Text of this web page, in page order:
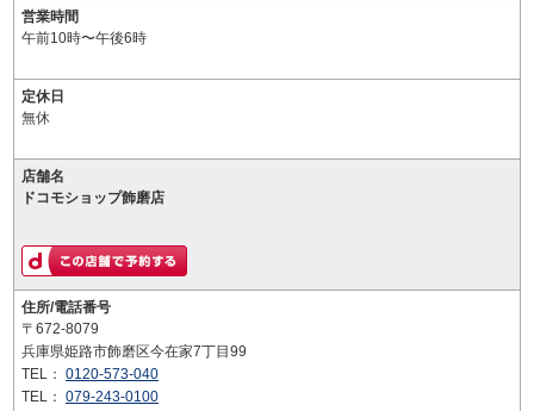
営業時間
午前10時〜午後6時
定休日
無休
店舗名
ドコモショップ飾磨店
住所/電話番号
〒672-8079
兵庫県姫路市飾磨区今在家7丁目99
TEL： 0120-573-040
TEL： 079-243-0100